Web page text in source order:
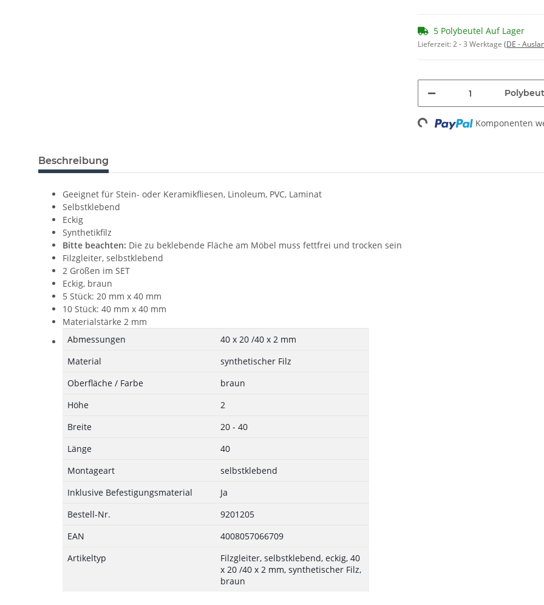
5 Polybeutel Auf Lager
Lieferzeit:2 - 3 Werktage (DE -
Loading... Komponenten
Beschreibung
Geeignet für Stein- oder Keramikfliesen, Linoleum, PVC, Laminat
Selbstklebend
Eckig
Synthetikfilz
Bitte beachten: Die zu beklebende Fläche am Möbel muss fettfrei und trocken sein
Filzgleiter, selbstklebend
2 Größen im SET
Eckig, braun
5 Stück: 20 mm x 40 mm
10 Stück: 40 mm x 40 mm
Materialstärke 2 mm
Abmessungen
40 x 20 /40 x 2 mm
Material
synthetischer Filz
Oberfläche / Farbe
braun
Höhe
2
Breite
20 - 40
Länge
40
Montageart
selbstklebend
Inklusive Befestigungsmaterial
Ja
Bestell-Nr.
9201205
EAN
4008057066709
Artikeltyp
Filzgleiter, selbstklebend, eckig, 40
x 20 /40 x 2 mm, synthetischer Filz,
braun